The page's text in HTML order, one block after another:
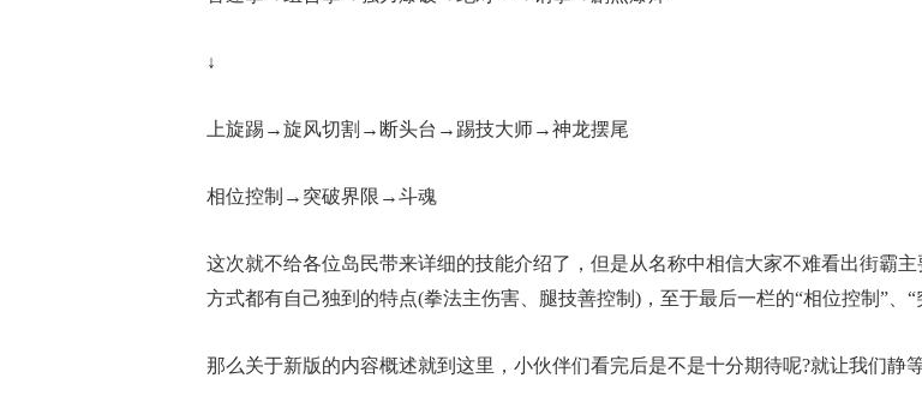
↓
上旋踢→旋风切割→断头台→踢技大师→神龙摆尾
相位控制→突破界限→斗魂
这次就不给各位岛民带来详细的技能介绍了，但是从名称中相信大家不难看出街霸
方式都有自己独到的特点(拳法主伤害、腿技善控制)，至于最后一栏的“相位控制”、“
那么关于新版的内容概述就到这里，小伙伴们看完后是不是十分期待呢?就让我们静